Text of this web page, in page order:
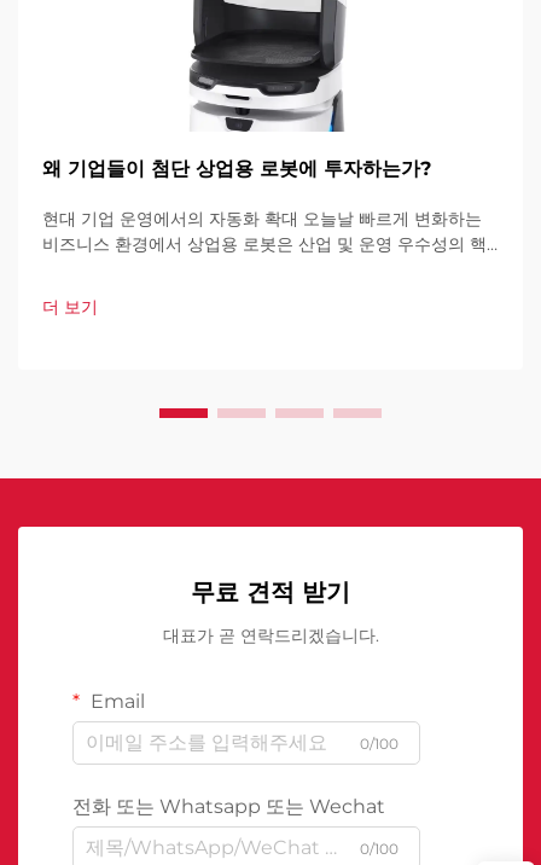
왜 기업들이 첨단 상업용 로봇에 투자하는가?
현대 기업 운영에서의 자동화 확대 오늘날 빠르게 변화하는
비즈니스 환경에서 상업용 로봇은 산업 및 운영 우수성의 핵
업이 운영 방식을 혁신하고 있습니다.
더 보기
무료 견적 받기
대표가 곧 연락드리겠습니다.
Email
0/100
전화 또는 Whatsapp 또는 Wechat
0/100